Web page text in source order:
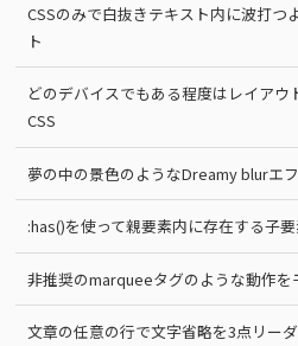
CSSのみで白抜きテキスト内に波打つ
ト
どのデバイスでもある程度はレイアウ
CSS
夢の中の景色のようなDreamy blurエ
:has()を使って親要素内に存在する子
非推奨のmarqueeタグのような動作を
文章の任意の行で文字省略を3点リー